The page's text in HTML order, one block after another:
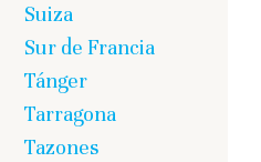
Suiza
Sur de Francia
Tánger
Tarragona
Tazones